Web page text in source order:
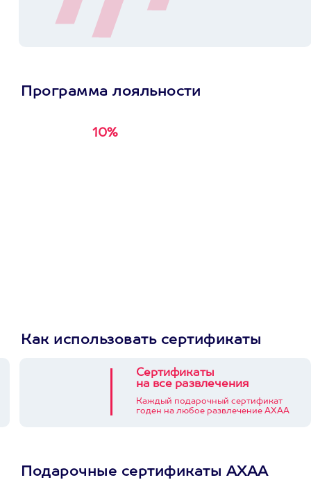
Программа лояльности
10%
Как использовать сертификаты
Сертификаты
на все развлечения
Каждый подарочный сертификат
годен на любое развлечение АХАА
Подарочные сертификаты АХАА